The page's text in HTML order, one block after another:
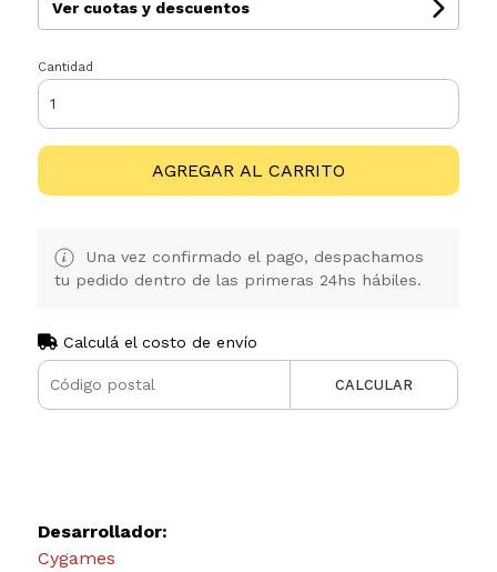
Ver cuotas y descuentos
Cantidad
AGREGAR AL CARRITO
Una vez confirmado el pago, despachamos
tu pedido dentro de las primeras 24hs hábiles.
Calculá el costo de envío
CALCULAR
Desarrollador:
Cygames